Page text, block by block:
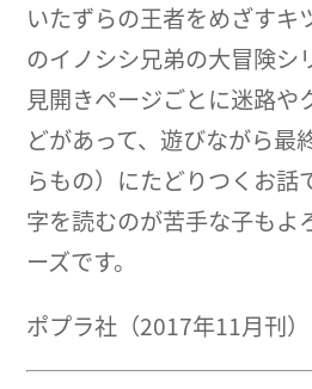
いたずらの王者をめざすキ
のイノシシ兄弟の大冒険シ
見開きページごとに迷路や
どがあって、遊びながら最
らもの）にたどりつくお話
字を読むのが苦手な子もよ
ーズです。
ポプラ社（2017年11月刊